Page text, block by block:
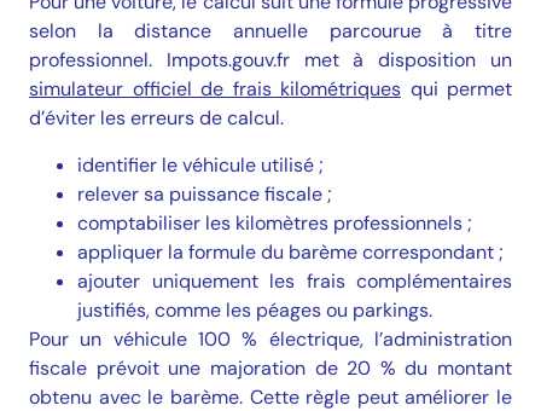
selon la distance annuelle parcourue à titre
professionnel. Impots.gouv.fr met à disposition un
simulateur officiel de frais kilométriques qui permet
d’éviter les erreurs de calcul.
identifier le véhicule utilisé ;
relever sa puissance fiscale ;
comptabiliser les kilomètres professionnels ;
appliquer la formule du barème correspondant ;
ajouter uniquement les frais complémentaires
justifiés, comme les péages ou parkings.
Pour un véhicule 100 % électrique, l’administration
fiscale prévoit une majoration de 20 % du montant
obtenu avec le barème. Cette règle peut améliorer le